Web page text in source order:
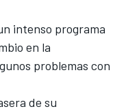
intenso programa
en la
problemas con
de su